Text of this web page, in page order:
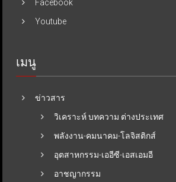
Facebook
Youtube
เมนู
ข่าวสาร
วิเคราะห์ บทความ ต่างประเทศ
พลังงาน-คมนาคม-โลจิสติกส์
อุตสาหกรรม-เออีซี-เอสเอมอี
อาชญากรรม